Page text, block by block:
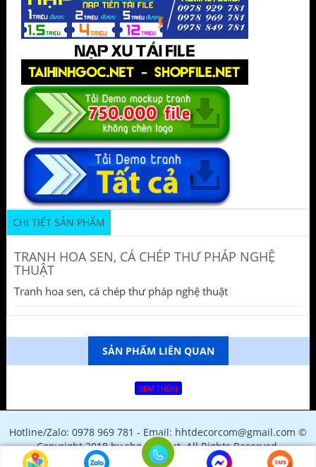
CHI TIẾT SẢN PHẨM
TRANH HOA SEN, CÁ CHÉP THƯ PHÁP NGHỆ
THUẬT
Tranh hoa sen, cá chép thư pháp nghệ thuật
SẢN PHẨM LIÊN QUAN
XEM THÊM
Hotline/Zalo: 0978 969 781 - Email: hhtdecorcom@gmail.com ©
Copyright 2018 by shopfile.net. All Rights Reserved.